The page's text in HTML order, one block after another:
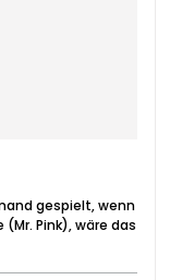
gespielt, wenn
Pink), wäre das